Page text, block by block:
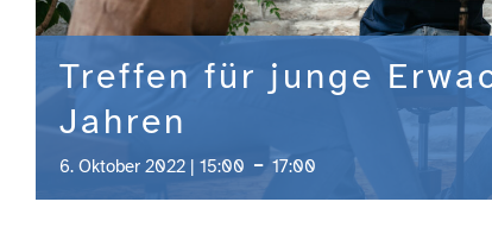
Treffen für junge
Jahren
6. Oktober 2022 | 15:00 - 17:00